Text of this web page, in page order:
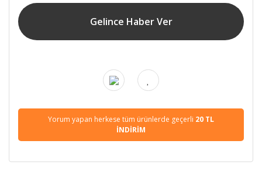
Gelince Haber Ver
Yorum yapan herkese tüm ürünlerde geçerli 20 TL
İNDİRİM